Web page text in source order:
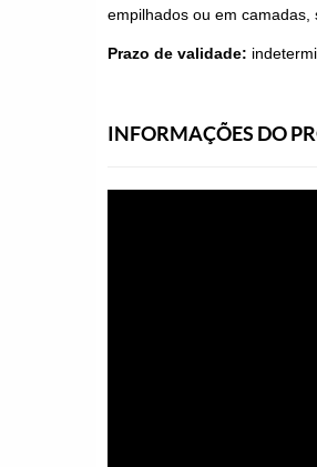
empilhados ou em camadas,
Prazo de validade:
INFORMAÇÕES DO